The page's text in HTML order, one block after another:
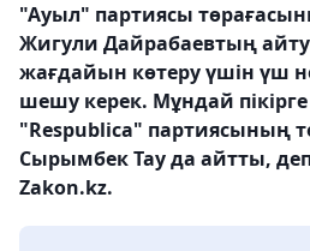
"Ауыл" партиясы
Жигули Дайрабаевтың
жағдайын көтеру үшін үш
шешу керек. Мұндай
"Respublica" партиясының
Сырымбек Тау да айтты,
Zakon.kz.